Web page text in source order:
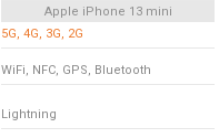
Apple iPhone 13 mini
5G, 4G, 3G, 2G
WiFi, NFC, GPS, Bluetooth
Lightning